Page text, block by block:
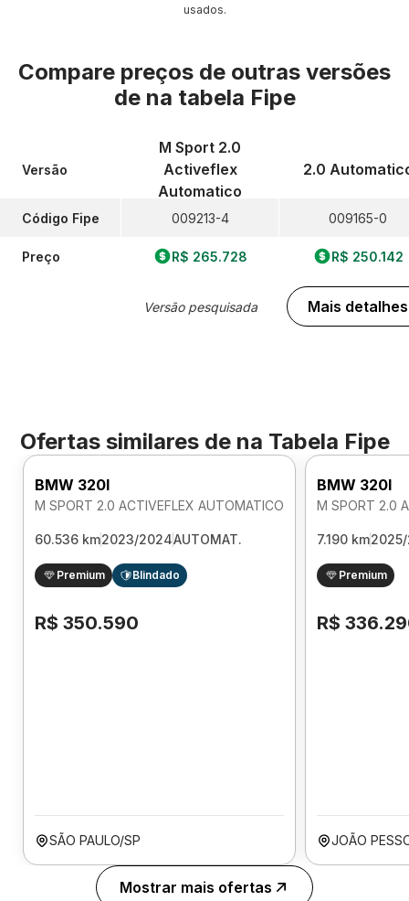
usados.
Compare preços de outras versões
de na tabela Fipe
Versão
Código Fipe
Preço
M Sport 2.0
Activeflex
Automatico
009213-4
R$ 265.728
Versão pesquisada
2.0
009165-0
R$ 250.142
Mais detalhes
Ofertas similares de na Tabela Fipe
BMW 320I
M SPORT 2.0 ACTIVEFLEX AUTOMATICO
60.536 km2023/2024AUTOMAT.
Premium Blindado
R$ 350.590
SÃO PAULO/SP
BMW 320I
M SPORT 2.0
7.190 km
Premium
R$
JOÃO
Mostrar mais ofertas